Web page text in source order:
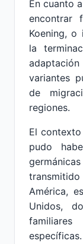
En cuanto
encontrar
Koening, o
la
variantes
de
regiones.
El
pudo
América,
Unidos,